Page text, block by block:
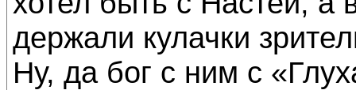
держали кулачки
Ну, да бог с ним с